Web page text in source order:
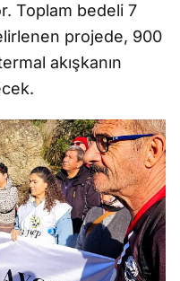
Toplam bedeli 7
projede, 900
akışkanın